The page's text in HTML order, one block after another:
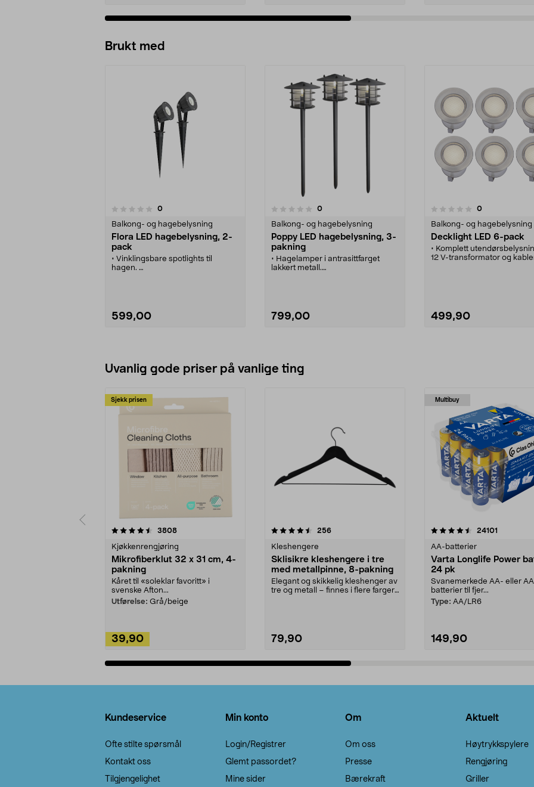
Brukt med
0anmeldelser
Balkong- og hagebelysning
Flora LED hagebelysning, 2-
pack
• Vinklingsbare spotlights til
hagen.
• Komplett med transformator og
kabler.
599,00
0.0 av 5 stjerner 0anmeldelser
Balkong- og hagebelysning
Poppy LED hagebelysning, 3-
pakning
• Hagelamper i antrasittfarget
lakkert metall.
• Høyde over bakken 40 cm.
• IP44.
799,00
0.0 av 5 stjerner 0anmeldelser
Balkong- og hagebelysning
Decklight LED 6-pack
• Komplett
12 V-transformator og
• IP44.
499,90
Uvanlig gode priser på vanlige ting
Sjekk prisen
3808anmeldelser
Kjøkkenrengjøring
Mikrofiberklut 32 x 31 cm, 4-
pakning
Kåret til «soleklar favoritt» i
svenske Afton...
Utførelse: Grå/beige
39,90
4.5av 5 stjerner 256anmeldelser
Kleshengere
Sklisikre kleshengere i tre
med metallpinne, 8-pakning
Elegant og skikkelig kleshenger av
tre og metall – finnes i flere farger.
79,90
Multibuy
4.5av 5 stjerner 24101
AA-batterier
Varta Longlife Power
24 pk
Svanemerkede AA- eller
batterier til fjer...
Type: AA/LR6
149,90
4.5av 5 stjerner
Kundeservice
Ofte stilte spørsmål
Kontakt oss
Tilgjengelighet
Min konto
Login/Registrer
Glemt passordet?
Mine sider
Om
Om oss
Presse
Bærekraft
Aktuelt
Høytrykkspylere
Rengjøring
Griller